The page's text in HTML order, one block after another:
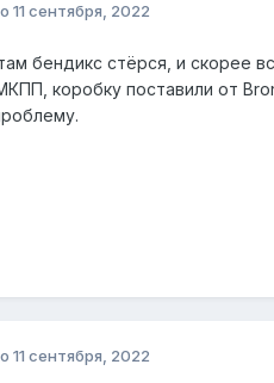
11 сентября, 2022
бендикс стёрся, и скорее
коробку поставили от
11 сентября, 2022